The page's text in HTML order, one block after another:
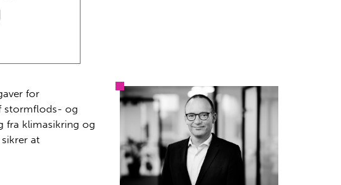
for
stormflods- og
fra klimasikring og
at